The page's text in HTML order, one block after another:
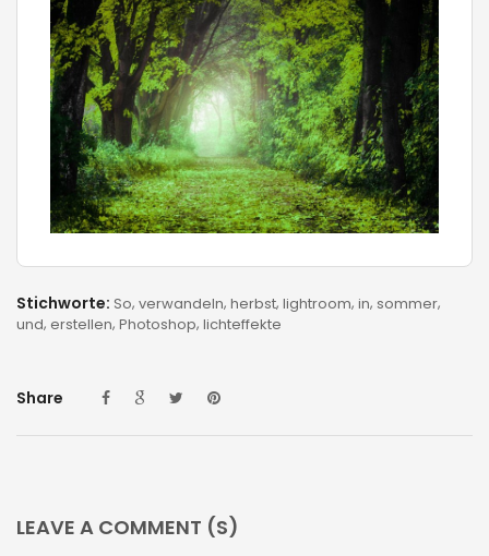
Stichworte: So verwandeln herbst lightroom in sommer
und erstellen Photoshop lichteffekte
Share
LEAVE A COMMENT (S)